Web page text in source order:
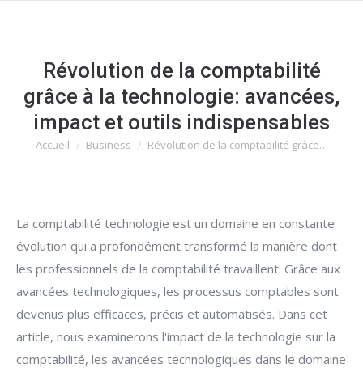
Révolution de la comptabilité
grâce à la technologie: avancées,
impact et outils indispensables
Vous êtes ici :
Accueil Business Révolution de la comptabilité grâce…
La comptabilité technologie est un domaine en constante
évolution qui a profondément transformé la manière dont
les professionnels de la comptabilité travaillent. Grâce aux
avancées technologiques, les processus comptables sont
devenus plus efficaces, précis et automatisés. Dans cet
article, nous examinerons l'impact de la technologie sur la
comptabilité, les avancées technologiques dans le domaine